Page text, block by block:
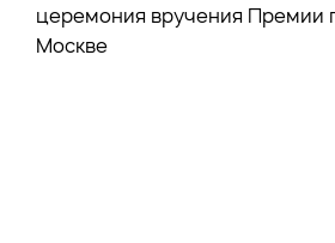
церемония вручения Премии
Москве